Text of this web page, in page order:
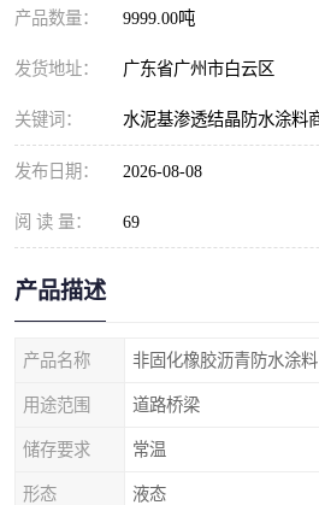
产品数量： 9999.00吨
发货地址： 广东省广州市白云区
关键词： 水泥基渗透结晶防水涂料
发布日期： 2026-08-08
阅 读 量： 69
产品描述
产品名称 非固化橡胶沥青防水涂料
用途范围 道路桥梁
储存要求 常温
形态 液态